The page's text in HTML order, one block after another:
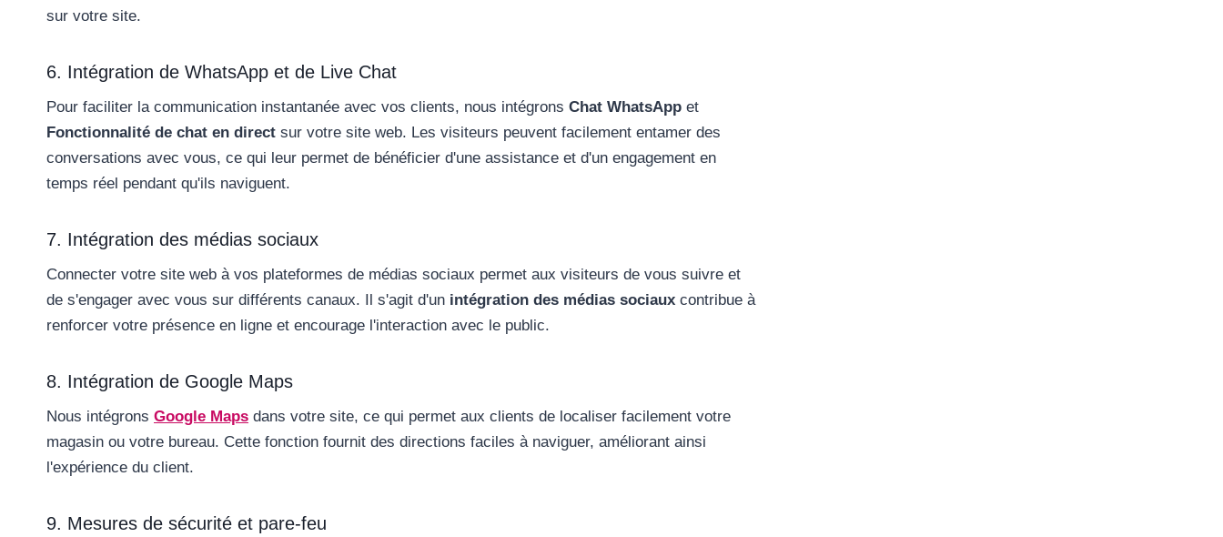
sur votre site.
6. Intégration de WhatsApp et de Live Chat
Pour faciliter la communication instantanée avec vos clients, nous intégrons Chat WhatsApp et
Fonctionnalité de chat en direct sur votre site web. Les visiteurs peuvent facilement entamer des
conversations avec vous, ce qui leur permet de bénéficier d'une assistance et d'un engagement en
temps réel pendant qu'ils naviguent.
7. Intégration des médias sociaux
Connecter votre site web à vos plateformes de médias sociaux permet aux visiteurs de vous suivre et
de s'engager avec vous sur différents canaux. Il s'agit d'un intégration des médias sociaux contribue à
renforcer votre présence en ligne et encourage l'interaction avec le public.
8. Intégration de Google Maps
Nous intégrons Google Maps dans votre site, ce qui permet aux clients de localiser facilement votre
magasin ou votre bureau. Cette fonction fournit des directions faciles à naviguer, améliorant ainsi
l'expérience du client.
9. Mesures de sécurité et pare-feu